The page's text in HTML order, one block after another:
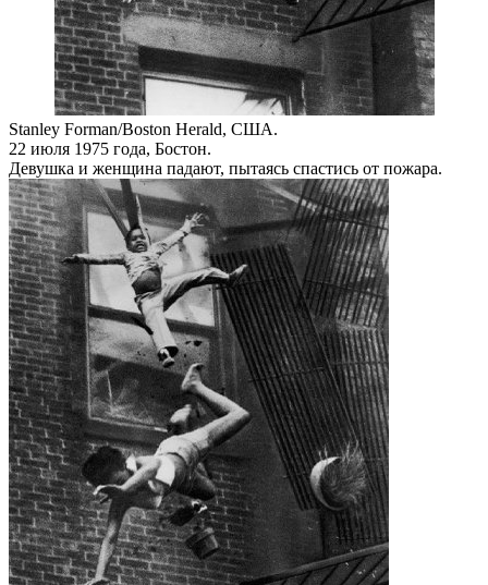
Stanley Forman/Boston Herald, США.
22 июля 1975 года, Бостон.
Девушка и женщина падают, пытаясь спастись от пожара.